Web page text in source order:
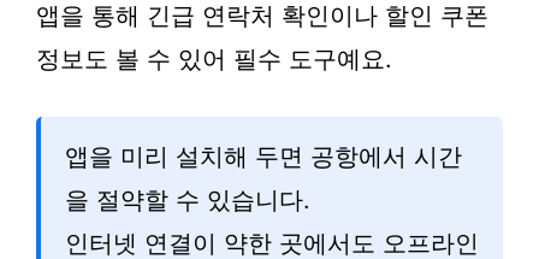
앱을 통해 긴급 연락처 확인이나 할인 쿠폰
정보도 볼 수 있어 필수 도구예요.
앱을 미리 설치해 두면 공항에서 시간
을 절약할 수 있습니다.
인터넷 연결이 약한 곳에서도 오프라인